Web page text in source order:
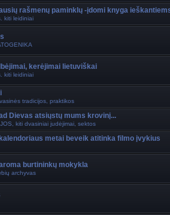
rašmenų paminklų -įdomi knyga
kiti leidiniai
kerėjimai lietuviškai
kiti leidiniai
tradicijos, praktikos
Dievas atsiųstų mums krovinį...
kiti dvasiniai judėjimai, sektos
metai beveik atitinka filmo įvykius
burtininkų mokykla
archyvas